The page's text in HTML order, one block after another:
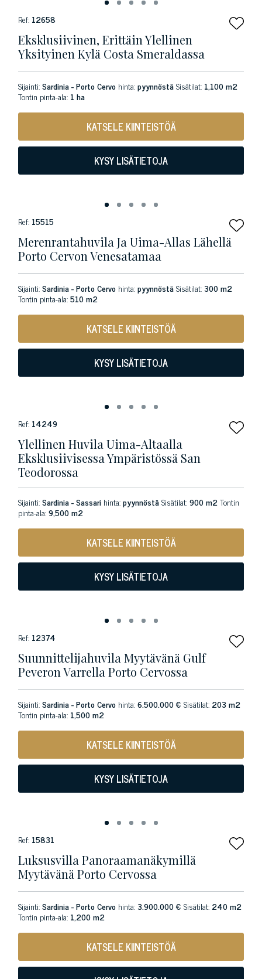
Ref: 12658
Eksklusiivinen, Erittäin Ylellinen
Yksityinen Kylä Costa Smeraldassa
Sijainti:Sardinia - Porto Cervo hinta:pyynnöstäSisätilat: 1,100 m2
Tontin pinta-ala: 1 ha
KATSELE KIINTEISTÖÄ
KYSY LISÄTIETOJA
Ref: 15515
Merenrantahuvila Ja Uima-Allas Lähellä
Porto Cervon Venesatamaa
Sijainti:Sardinia - Porto Cervo hinta:pyynnöstäSisätilat:300 m2
Tontin pinta-ala:510 m2
KATSELE KIINTEISTÖÄ
KYSY LISÄTIETOJA
Ref: 14249
Ylellinen Huvila Uima-Altaalla
Eksklusiivisessa Ympäristössä San
Teodorossa
Sijainti:Sardinia - Sassari hinta:pyynnöstäSisätilat:900 m2Tontin
pinta-ala:9,500 m2
KATSELE KIINTEISTÖÄ
KYSY LISÄTIETOJA
Ref: 12374
Suunnittelijahuvila Myytävänä Gulf
Peveron Varrella Porto Cervossa
Sijainti:Sardinia - Porto Cervo hinta:6.500.000 € Sisätilat: 203 m2
Tontin pinta-ala: 1,500 m2
KATSELE KIINTEISTÖÄ
KYSY LISÄTIETOJA
Ref: 15831
Luksusvilla Panoraamanäkymillä
Myytävänä Porto Cervossa
Sijainti:Sardinia - Porto Cervo hinta:3.900.000 € Sisätilat: 240 m2
Tontin pinta-ala: 1,200 m2
KATSELE KIINTEISTÖÄ